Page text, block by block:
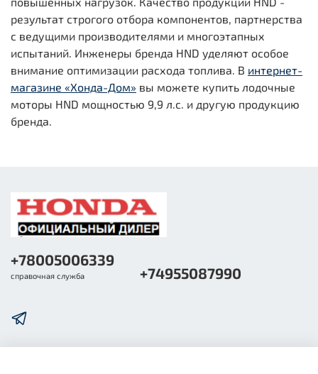
результат строгого отбора компонентов, партнерства
с ведущими производителями и многоэтапных
испытаний. Инженеры бренда HND уделяют особое
внимание оптимизации расхода топлива. В интернет-
магазине «Хонда-Дом» вы можете купить лодочные
моторы HND мощностью 9,9 л.с. и другую продукцию
бренда.
+78005006339
справочная служба +74955087990